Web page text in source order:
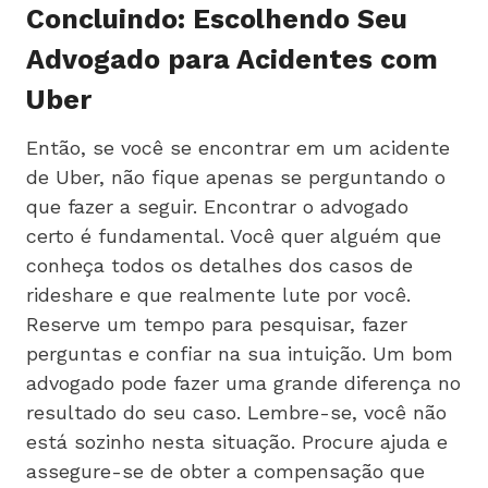
Concluindo: Escolhendo Seu
Advogado para Acidentes com
Uber
Então, se você se encontrar em um acidente
de Uber, não fique apenas se perguntando o
que fazer a seguir. Encontrar o advogado
certo é fundamental. Você quer alguém que
conheça todos os detalhes dos casos de
rideshare e que realmente lute por você.
Reserve um tempo para pesquisar, fazer
perguntas e confiar na sua intuição. Um bom
advogado pode fazer uma grande diferença no
resultado do seu caso. Lembre-se, você não
está sozinho nesta situação. Procure ajuda e
assegure-se de obter a compensação que